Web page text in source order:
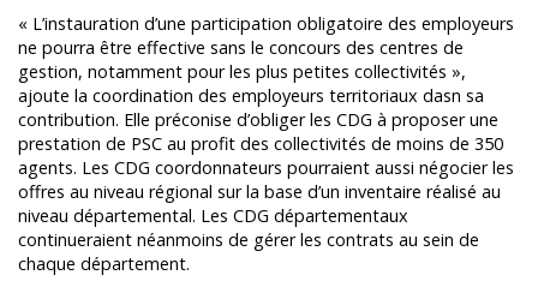
« L’instauration d’une participation obligatoire des employeurs
ne pourra être effective sans le concours des centres de
gestion, notamment pour les plus petites collectivités »,
ajoute la coordination des employeurs territoriaux dasn sa
contribution. Elle préconise d’obliger les CDG à proposer une
prestation de PSC au profit des collectivités de moins de 350
agents. Les CDG coordonnateurs pourraient aussi négocier les
offres au niveau régional sur la base d’un inventaire réalisé au
niveau départemental. Les CDG départementaux
continueraient néanmoins de gérer les contrats au sein de
chaque département.